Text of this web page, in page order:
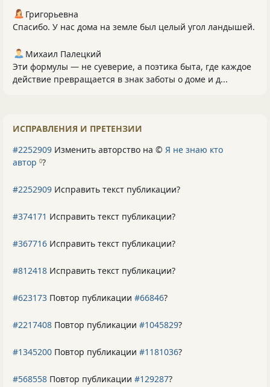
Григорьевна
Спасибо. У нас дома на земле был целый угол ландышей.
Михаил Палецкий
Эти формулы — не суеверие, а поэтика быта, где каждое
действие превращается в знак заботы о доме и д...
ИСПРАВЛЕНИЯ И ПРЕТЕНЗИИ
#2252909 Изменить авторство на © Я не знаю кто
автор 0?
#2252909 Исправить текст публикации?
#374171 Исправить текст публикации?
#367716 Исправить текст публикации?
#812418 Исправить текст публикации?
#623173 Повтор публикации #66846?
#2217408 Повтор публикации #1045829?
#1345200 Повтор публикации #1181036?
#568558 Повтор публикации #129287?